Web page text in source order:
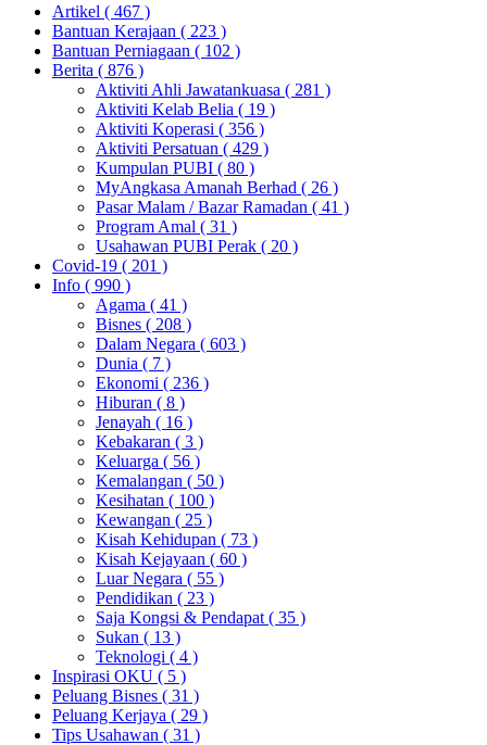
Artikel ( 467 )
Bantuan Kerajaan ( 223 )
Bantuan Perniagaan ( 102 )
Berita ( 876 )
Aktiviti Ahli Jawatankuasa ( 281 )
Aktiviti Kelab Belia ( 19 )
Aktiviti Koperasi ( 356 )
Aktiviti Persatuan ( 429 )
Kumpulan PUBI ( 80 )
MyAngkasa Amanah Berhad ( 26 )
Pasar Malam / Bazar Ramadan ( 41 )
Program Amal ( 31 )
Usahawan PUBI Perak ( 20 )
Covid-19 ( 201 )
Info ( 990 )
Agama ( 41 )
Bisnes ( 208 )
Dalam Negara ( 603 )
Dunia ( 7 )
Ekonomi ( 236 )
Hiburan ( 8 )
Jenayah ( 16 )
Kebakaran ( 3 )
Keluarga ( 56 )
Kemalangan ( 50 )
Kesihatan ( 100 )
Kewangan ( 25 )
Kisah Kehidupan ( 73 )
Kisah Kejayaan ( 60 )
Luar Negara ( 55 )
Pendidikan ( 23 )
Saja Kongsi & Pendapat ( 35 )
Sukan ( 13 )
Teknologi ( 4 )
Inspirasi OKU ( 5 )
Peluang Bisnes ( 31 )
Peluang Kerjaya ( 29 )
Tips Usahawan ( 31 )